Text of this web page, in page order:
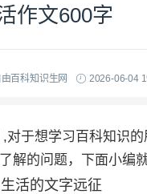
作文600字
百科知识生网 2026-06-04
,对于想学习百科知识
解的问题，下面小编
活的文字远征